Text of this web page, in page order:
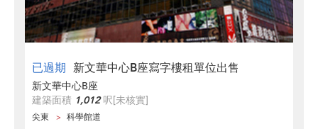
已過期 新文華中心B座寫字樓租單位出售
新文華中心B座
建築面積 1,012呎[未核實]
尖東 科學館道